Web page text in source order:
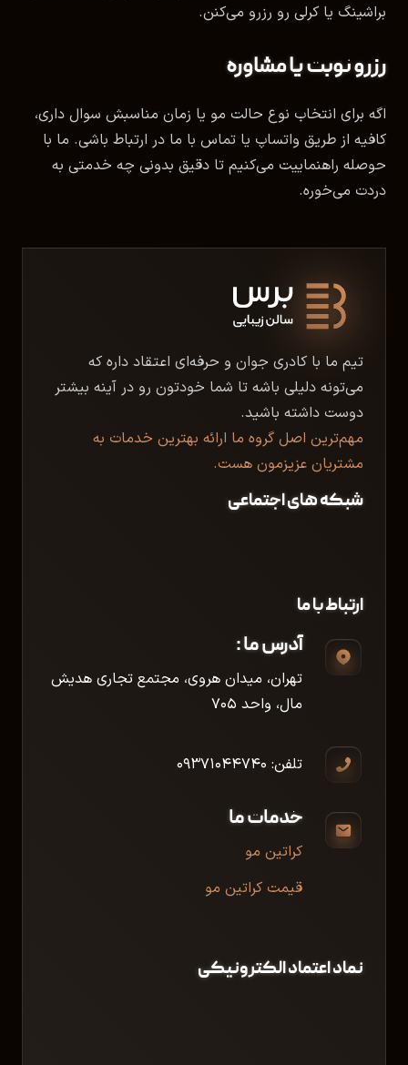
براشینگ یا کرلی رو رزرو می‌کنن.
رزرو نوبت یا مشاوره
اگه برای انتخاب نوع حالت مو یا زمان مناسبش سوال داری،
کافیه از طریق واتساپ یا تماس با ما در ارتباط باشی. ما با
حوصله راهنماییت می‌کنیم تا دقیق بدونی چه خدمتی به
دردت می‌خوره.
تیم ما با کادری جوان و حرفه‌ای اعتقاد داره که
می‌تونه دلیلی باشه تا شما خودتون رو در آینه بیشتر
دوست داشته باشید.
مهم‌ترین اصل گروه ما ارائه بهترین خدمات به
مشتریان عزیزمون هست.
شبکه های اجتماعی
ارتباط با ما
آدرس ما :
تهران، میدان هروی، مجتمع تجاری هدیش
مال، واحد ۷۰۵
تلفن: ۰۹۳۷۱۰۴۴۷۴۰
خدمات ما
کراتین مو
قیمت کراتین مو
نماد اعتماد الکترونیکی